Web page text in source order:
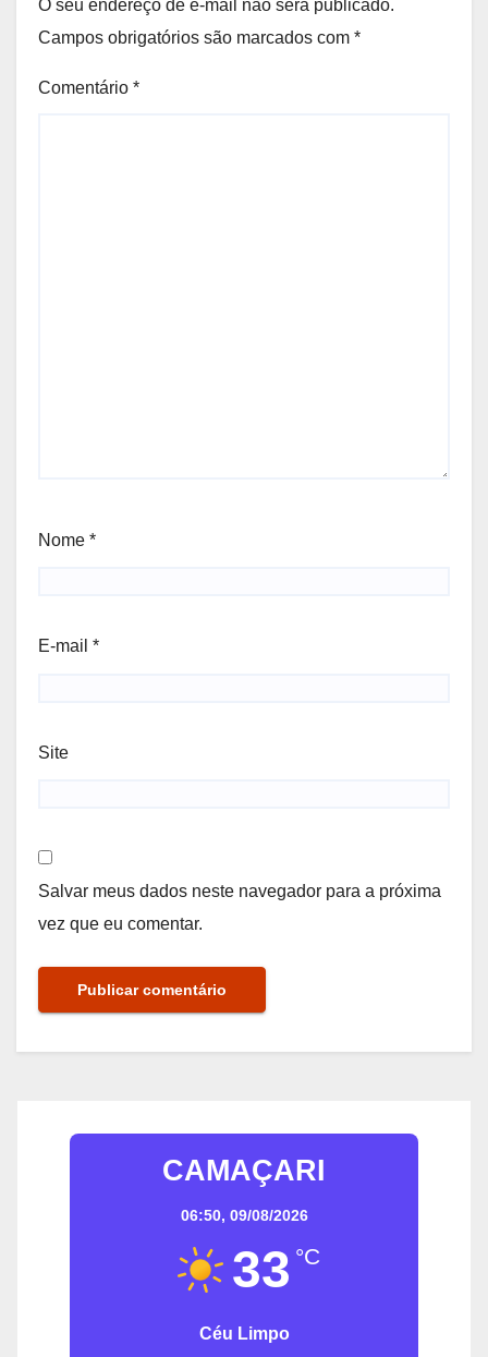
O seu endereço de e-mail não será publicado.
Campos obrigatórios são marcados com *
Comentário *
Nome *
E-mail *
Site
Salvar meus dados neste navegador para a próxima
vez que eu comentar.
CAMAÇARI
06:50, 09/08/2026
33 °C
Céu Limpo